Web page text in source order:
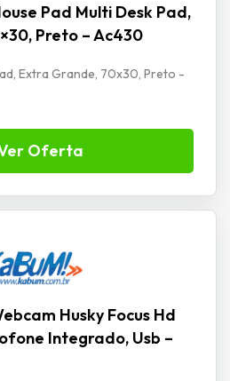
Pad Multi Desk Pad,
Preto – Ac430
Extra Grande, 70x30, Preto -
Oferta
Husky Focus Hd
Integrado, Usb –